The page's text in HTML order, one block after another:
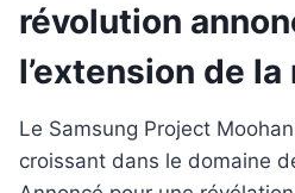
révolution
l’extension de
Le Samsung Project
croissant dans le domaine